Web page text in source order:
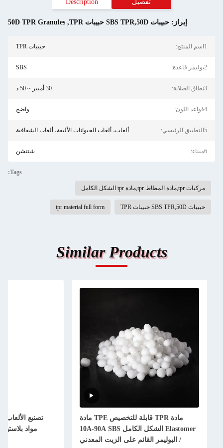
تفصيل Description
إبراز: حبيبات SBS TPR,50D حبيبات TPR ,
50D TPR Granules
1اسم المنتج: حبيبات TPR
2بوليمر قاعدة: SBS
3نطاق الصلابة: 30 أمبير ~ 50 د
4قواعد اللون: واضح
5التطبيق الرئيسي: ألعاب، ألعاب الحيوانات الأليفة، ألعاب الشفافية
6ميناء: شنتشن
Tags:
مركبات tpr,مادة المطاط tpr,مادة tpr الشكل الكامل
حبيبات SBS TPR,50D حبيبات TPR tpr material full form
Similar Products
مادة TPR قابلة للتخصيص TPE مادة
Elastomer الشكل الكامل 10A-90A SBS
/ البوليمر القائم على الزيت المعدني